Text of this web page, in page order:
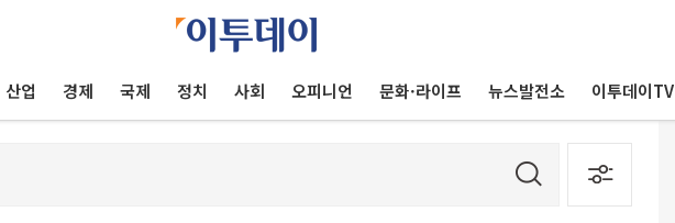
산업 경제 국제 정치 사회 오피니언 문화·라이프 뉴스발전소 이투데이TV